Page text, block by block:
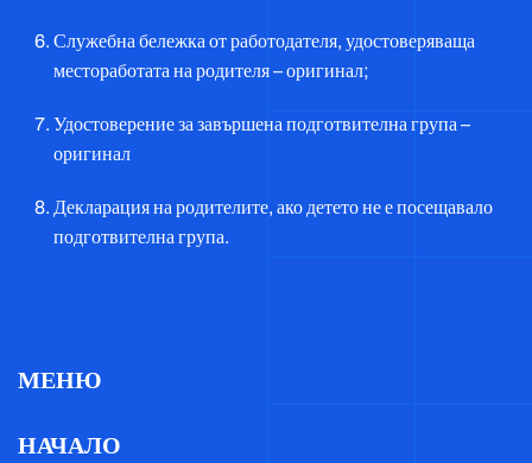
Служебна бележка от работодателя, удостоверяваща
местоработата на родителя – оригинал;
Удостоверение за завършена подготвителна група –
оригинал
Декларация на родителите, ако детето не е посещавало
подготвителна група.
МЕНЮ
НАЧАЛО